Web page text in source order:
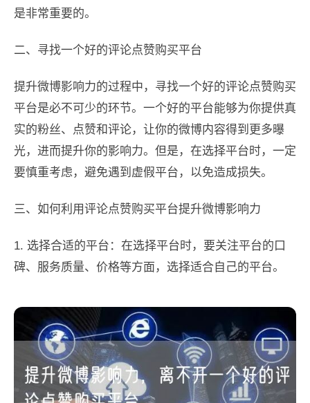
是非常重要的。
二、寻找一个好的评论点赞购买平台
提升微博影响力的过程中，寻找一个好的评论点赞购买
平台是必不可少的环节。一个好的平台能够为你提供真
实的粉丝、点赞和评论，让你的微博内容得到更多曝
光，进而提升你的影响力。但是，在选择平台时，一定
要慎重考虑，避免遇到虚假平台，以免造成损失。
三、如何利用评论点赞购买平台提升微博影响力
1. 选择合适的平台：在选择平台时，要关注平台的口
碑、服务质量、价格等方面，选择适合自己的平台。